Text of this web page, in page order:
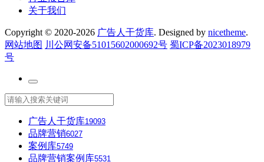
关于我们
Copyright © 2020-2026 广告人干货库. Designed by nicetheme.
网站地图 川公网安备51015602000692号 蜀ICP备2023018979
号
广告人干货库19093
品牌营销6027
案例库5749
品牌营销案例库5531